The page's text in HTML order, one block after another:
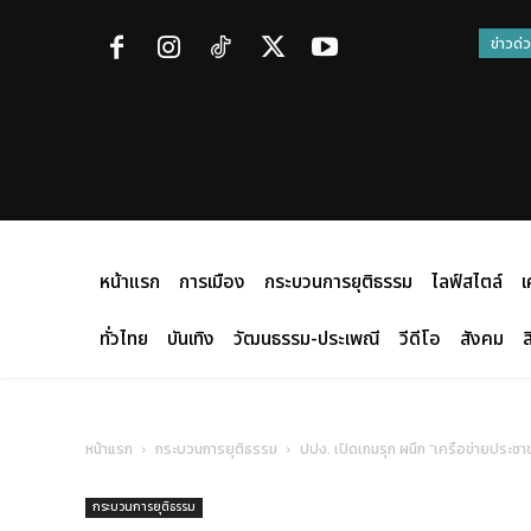
ข่าวด่
หน้าแรก การเมือง กระบวนการยุติธรรม ไลฟ์สไตล์
ทั่วไทย
บันเทิง วัฒนธรรม-ประเพณี วีดีโอ สังคม
หน้าแรก กระบวนการยุติธรรม ปปง. เปิดเกมรุก ผนึก “เครือข่ายประ
กระบวนการยุติธรรม